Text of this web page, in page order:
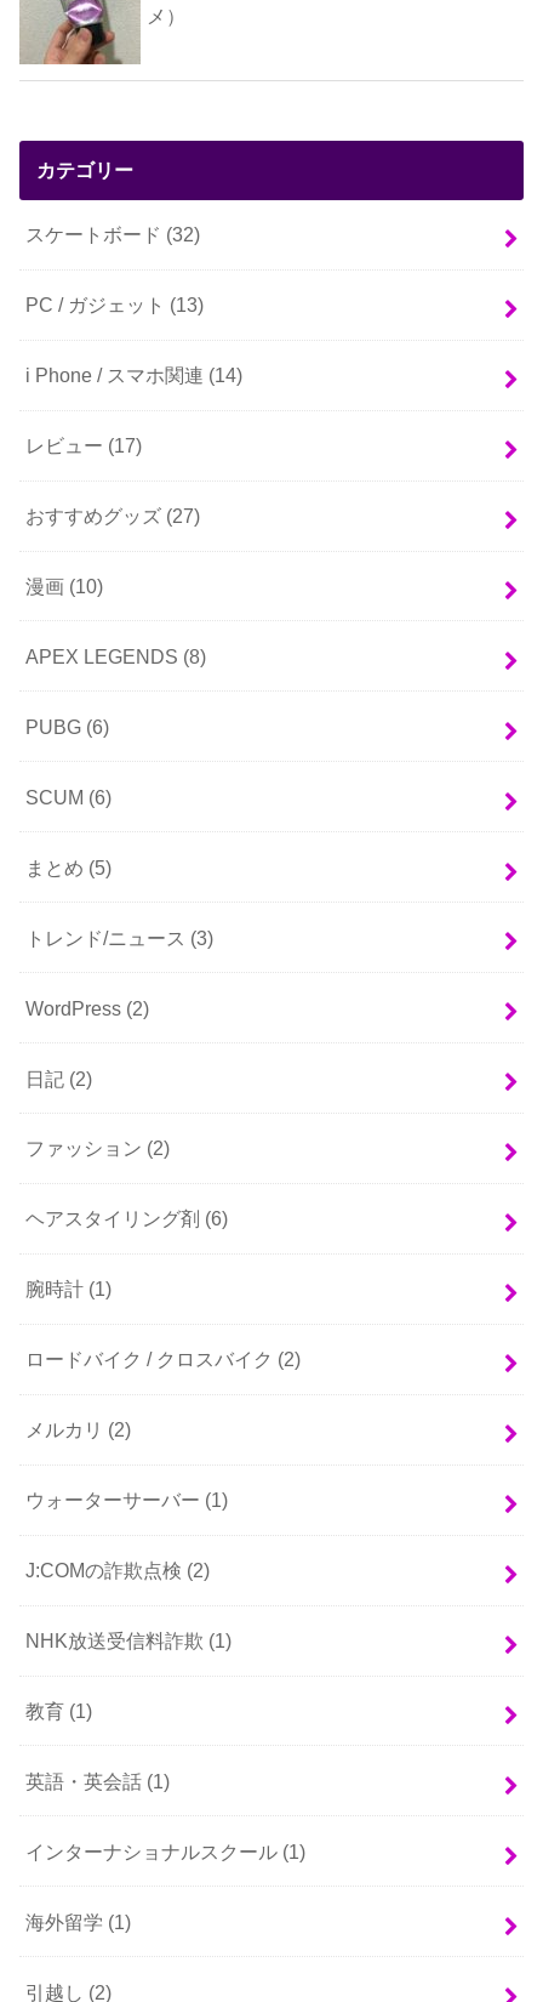
メ）
カテゴリー
スケートボード (32)
PC / ガジェット (13)
i Phone / スマホ関連 (14)
レビュー (17)
おすすめグッズ (27)
漫画 (10)
APEX LEGENDS (8)
PUBG (6)
SCUM (6)
まとめ (5)
トレンド/ニュース (3)
WordPress (2)
日記 (2)
ファッション (2)
ヘアスタイリング剤 (6)
腕時計 (1)
ロードバイク / クロスバイク (2)
メルカリ (2)
ウォーターサーバー (1)
J:COMの詐欺点検 (2)
NHK放送受信料詐欺 (1)
教育 (1)
英語・英会話 (1)
インターナショナルスクール (1)
海外留学 (1)
引越し (2)